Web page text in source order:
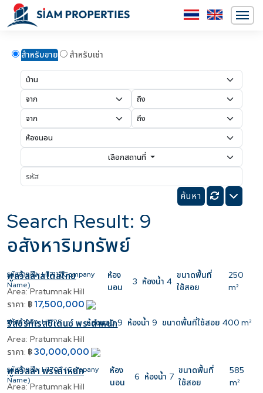
สำหรับขาย สำหรับเช่า
เลือกสถานที่
Search Result: 9
อสังหาริมทรัพย์
รหัสอ้างอิง: H1711 (Company
Name)
ห้อง
นอน
3 ห้องน้ำ 4
ขนาดพื้นที่
ใช้สอย
250
m²
พูลวิลล่าสไตล์ไทย
Area: Pratumnak Hill
ราคา: ฿ 17,500,000
รหัสอ้างอิง:H1728 ห้องนอน 9 ห้องน้ำ 9 ขนาดพื้นที่ใช้สอย 400 m²
รีสอร์ทเรสซิเดนซ์ พระตำหนัก
Area: Pratumnak Hill
ราคา: ฿30,000,000
รหัสอ้างอิง: H1703 (Company
Name)
ห้อง
นอน
6 ห้องน้ำ 7
ขนาดพื้นที่
ใช้สอย
585
m²
พูลวิลล่า พระตำหนัก
Area: Pratumnak Hill